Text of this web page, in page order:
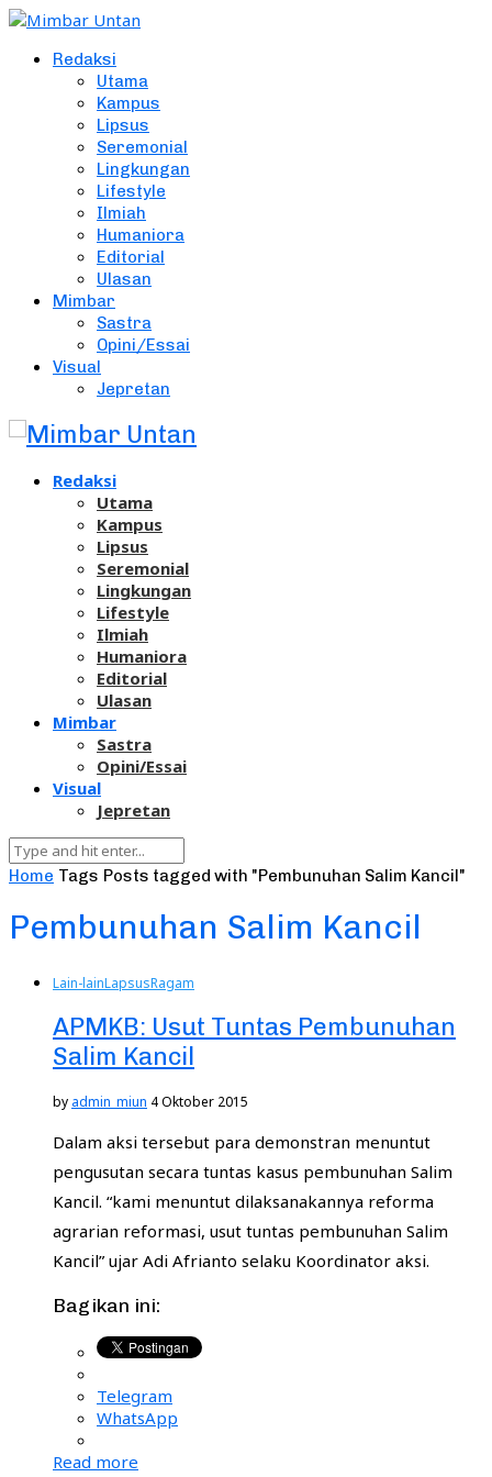
Redaksi
Utama
Kampus
Lipsus
Seremonial
Lingkungan
Lifestyle
Ilmiah
Humaniora
Editorial
Ulasan
Mimbar
Sastra
Opini/Essai
Visual
Jepretan
Redaksi
Utama
Kampus
Lipsus
Seremonial
Lingkungan
Lifestyle
Ilmiah
Humaniora
Editorial
Ulasan
Mimbar
Sastra
Opini/Essai
Visual
Jepretan
Home Tags Posts tagged with "Pembunuhan Salim Kancil"
Pembunuhan Salim Kancil
Lain-lainLapsusRagam
APMKB: Usut Tuntas Pembunuhan
Salim Kancil
by admin_miun 4 Oktober 2015
Dalam aksi tersebut para demonstran menuntut
pengusutan secara tuntas kasus pembunuhan Salim
Kancil. “kami menuntut dilaksanakannya reforma
agrarian reformasi, usut tuntas pembunuhan Salim
Kancil” ujar Adi Afrianto selaku Koordinator aksi.
Bagikan ini:
Telegram
WhatsApp
Read more